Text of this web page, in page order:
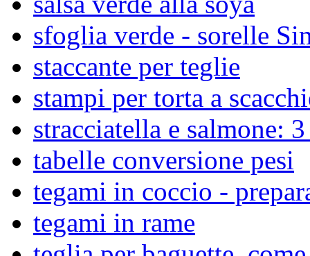
sfoglia verde - sorelle
staccante per teglie
stampi per torta a
stracciatella e salmone:
tabelle conversione pesi
tegami in coccio -
tegami in rame